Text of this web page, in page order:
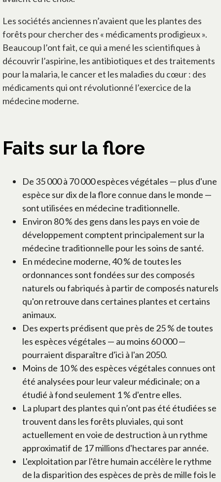
Les sociétés anciennes n’avaient que les plantes des
forêts pour chercher des « médicaments prodigieux ».
Beaucoup l’ont fait, ce qui a mené les scientifiques à
découvrir l’aspirine, les antibiotiques et des traitements
pour la malaria, le cancer et les maladies du cœur : des
médicaments qui ont révolutionné l’exercice de la
médecine moderne.
Faits sur la flore
De 35 000 à 70 000 espèces végétales — plus d'une
espèce sur dix de la flore connue dans le monde —
sont utilisées en médecine traditionnelle.
Environ 80 % des gens dans les pays en voie de
développement comptent principalement sur la
médecine traditionnelle pour les soins de santé.
En médecine moderne, 40 % de toutes les
ordonnances sont fondées sur des composés
naturels ou fabriqués à partir de composés naturels
qu'on retrouve dans certaines plantes et certains
animaux.
Des experts prédisent que près de 25 % de toutes
les espèces végétales — au moins 60 000 —
pourraient disparaître d'ici à l'an 2050.
Moins de 10 % des espèces végétales connues ont
été analysées pour leur valeur médicinale; on a
étudié à fond seulement 1 % d'entre elles.
La plupart des plantes qui n’ont pas été étudiées se
trouvent dans les forêts pluviales, qui sont
actuellement en voie de destruction à un rythme
approximatif de 17 millions d'hectares par année.
L'exploitation par l'être humain accélère le rythme
de la disparition des espèces de près de mille fois le